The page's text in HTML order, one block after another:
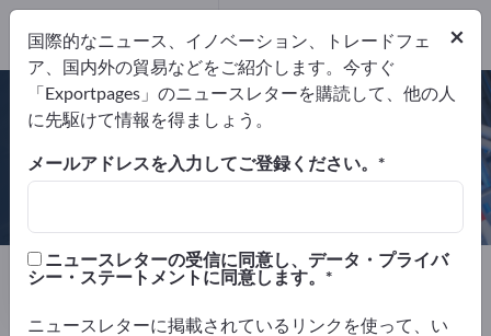
製造元 ドイツ
Website
リクエストを送信
電話 ×
国際的なニュース、イノベーション、トレードフェ
ア、国内外の貿易などをご紹介します。今すぐ
「Exportpages」のニュースレターを購読して、他の人
に先駆けて情報を得ましょう。
メールアドレスを入力してご登録ください。
ニュースレターの受信に同意し、データ・プライバ
シー・ステートメントに同意します。
ニュースレターに掲載されているリンクを使って、い